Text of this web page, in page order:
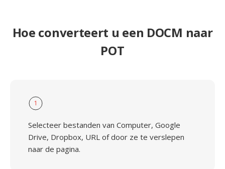
Hoe converteert u een DOCM naar
POT
1
Selecteer bestanden van Computer, Google
Drive, Dropbox, URL of door ze te verslepen
naar de pagina.